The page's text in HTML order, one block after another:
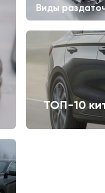
Виды
ТОП-10